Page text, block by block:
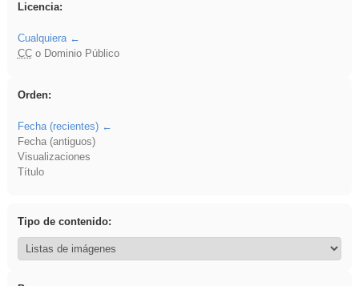
Licencia:
Cualquiera
CCo Dominio Público
Orden:
Fecha (recientes)
Fecha (antiguos)
Visualizaciones
Título
Tipo de contenido: